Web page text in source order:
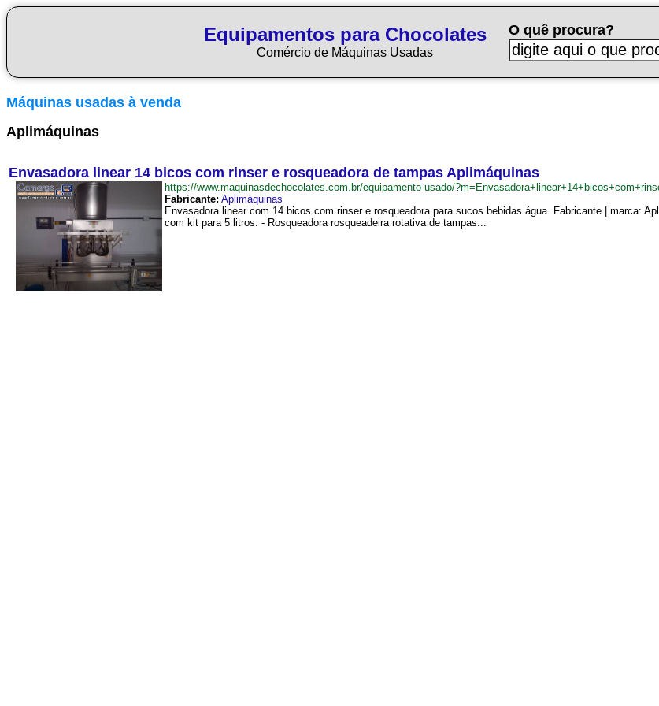
Equipamentos para Chocolates
Comércio de Máquinas Usadas
O quê procura?
Máquinas usadas à venda
Aplimáquinas
Envasadora linear 14 bicos com rinser e rosqueadora de tampas Aplimáquinas
https://www.maquinasdechocolates.com.br/equipamento-usado/
Fabricante: Aplimáquinas
Envasadora linear com 14 bicos com rinser e rosqueadora para sucos bebidas água. Fabricante | marca:
com kit para 5 litros. - Rosqueadora rosqueadeira rotativa de tampas...